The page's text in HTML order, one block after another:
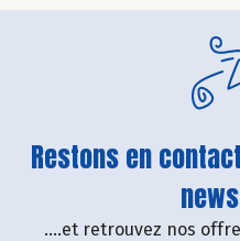
Restons en
....et retrouvez nos